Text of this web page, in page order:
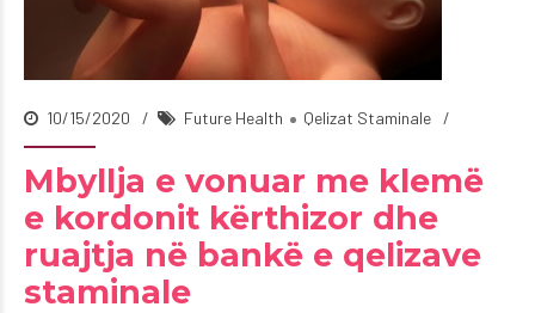
10/15/2020 Future Health Qelizat Staminale
Mbyllja e vonuar me klemë
e kordonit kërthizor dhe
ruajtja në bankë e qelizave
staminale